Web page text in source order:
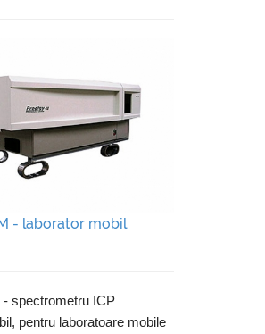
- laborator mobil
- spectrometru ICP
pentru laboratoare mobile